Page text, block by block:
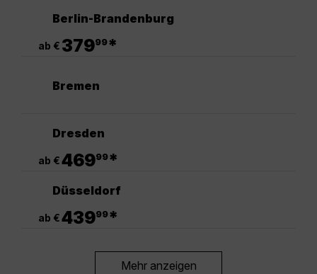
Berlin-Brandenburg
ab € 37999*
Bremen
Dresden
ab €46999*
Düsseldorf
ab €43999*
Mehr anzeigen